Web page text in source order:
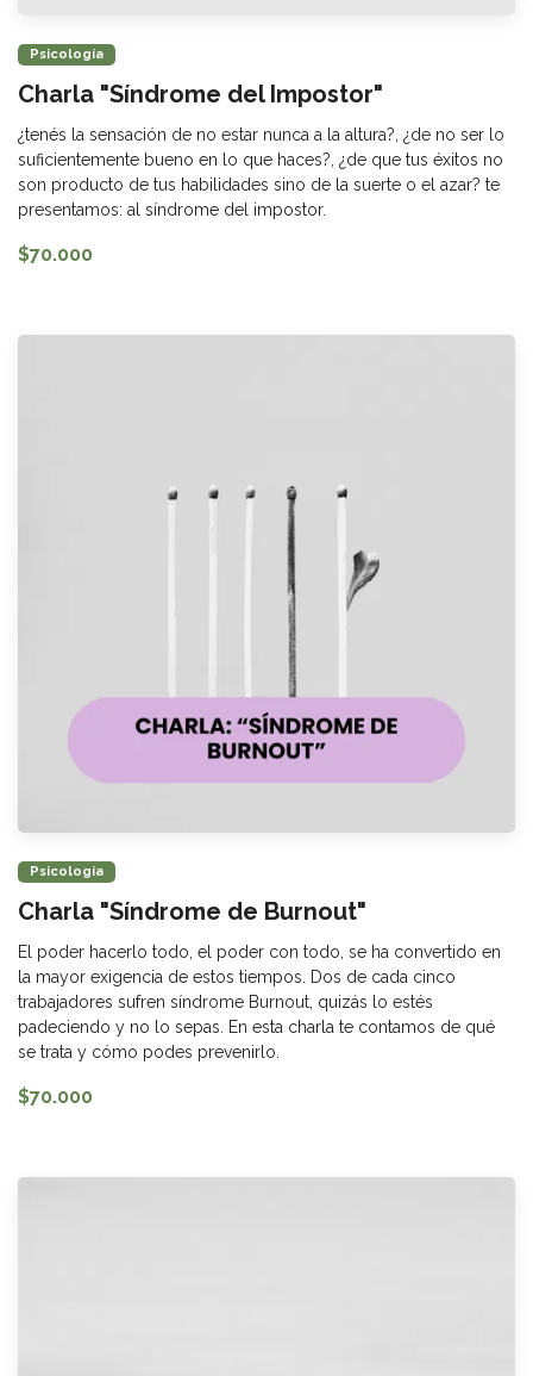
Psicología
Charla "Síndrome del Impostor"
¿tenés la sensación de no estar nunca a la altura?, ¿de no ser lo
suficientemente bueno en lo que haces?, ¿de que tus éxitos no
son producto de tus habilidades sino de la suerte o el azar? te
presentamos: al síndrome del impostor.
$70.000
Psicología
Charla "Síndrome de Burnout"
El poder hacerlo todo, el poder con todo, se ha convertido en
la mayor exigencia de estos tiempos. Dos de cada cinco
trabajadores sufren síndrome Burnout, quizás lo estés
padeciendo y no lo sepas. En esta charla te contamos de qué
se trata y cómo podes prevenirlo.
$70.000